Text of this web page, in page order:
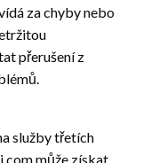
za chyby nebo
přerušení z
služby třetích
může získat